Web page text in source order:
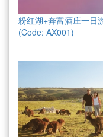
粉红湖+奔富酒庄一日
(Code: AX001)